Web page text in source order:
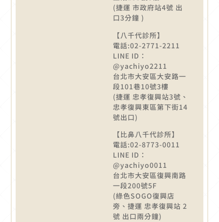
(捷運 市政府站4號 出
口3分鐘 )
【八千代診所】
電話:02-2771-2211
LINE ID：
@yachiyo2211
台北市大安區大安路一
段101巷10號3樓
(捷運 忠孝復興站3號、
忠孝復興東區第下街14
號出口)
【比鼻八千代診所】
電話:02-8773-0011
LINE ID：
@yachiyo0011
台北市大安區復興南路
一段200號5F
(綠色SOGO復興店
旁、捷運 忠孝復興站 2
號 出口兩分鐘)